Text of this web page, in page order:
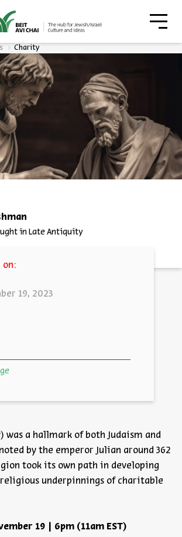
Charity
in Late Antiquity
was a hallmark of both Judaism and
by the emperor Julian around 362
took its own path in developing
underpinnings of charitable
19 6pm (11am EST)
on:
19, 2023
in the know about
CHAI’s programs!
Register